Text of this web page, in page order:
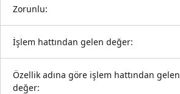
Zorunlu:
İşlem hattından gelen değer:
Özellik adına göre işlem hattından gelen
değer: